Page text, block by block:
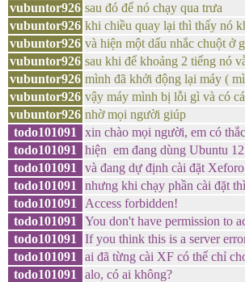
vubuntor926 sau đó để nó chạy qua trưa
vubuntor926 khi chiều quay lại thì thấy nó
vubuntor926 và hiện một dấu nhắc chuột ở
vubuntor926 sau khi để khoảng 2 tiếng nó
vubuntor926 mình đã khởi động lại máy (
vubuntor926 vậy máy mình bị lỗi gì và có
vubuntor926 nhờ mọi người giúp
todo101091
xin chào mọi người, em có
todo101091
hiện em đang dùng Ubuntu
todo101091
và đang dự định cài đặt
todo101091
nhưng khi chạy phần cài đặt
todo101091
Access forbidden!
todo101091
You don't have permission to
todo101091
If you think this is a server
todo101091
ai đã từng cài XF có thể chỉ
todo101091
alo, có ai không?